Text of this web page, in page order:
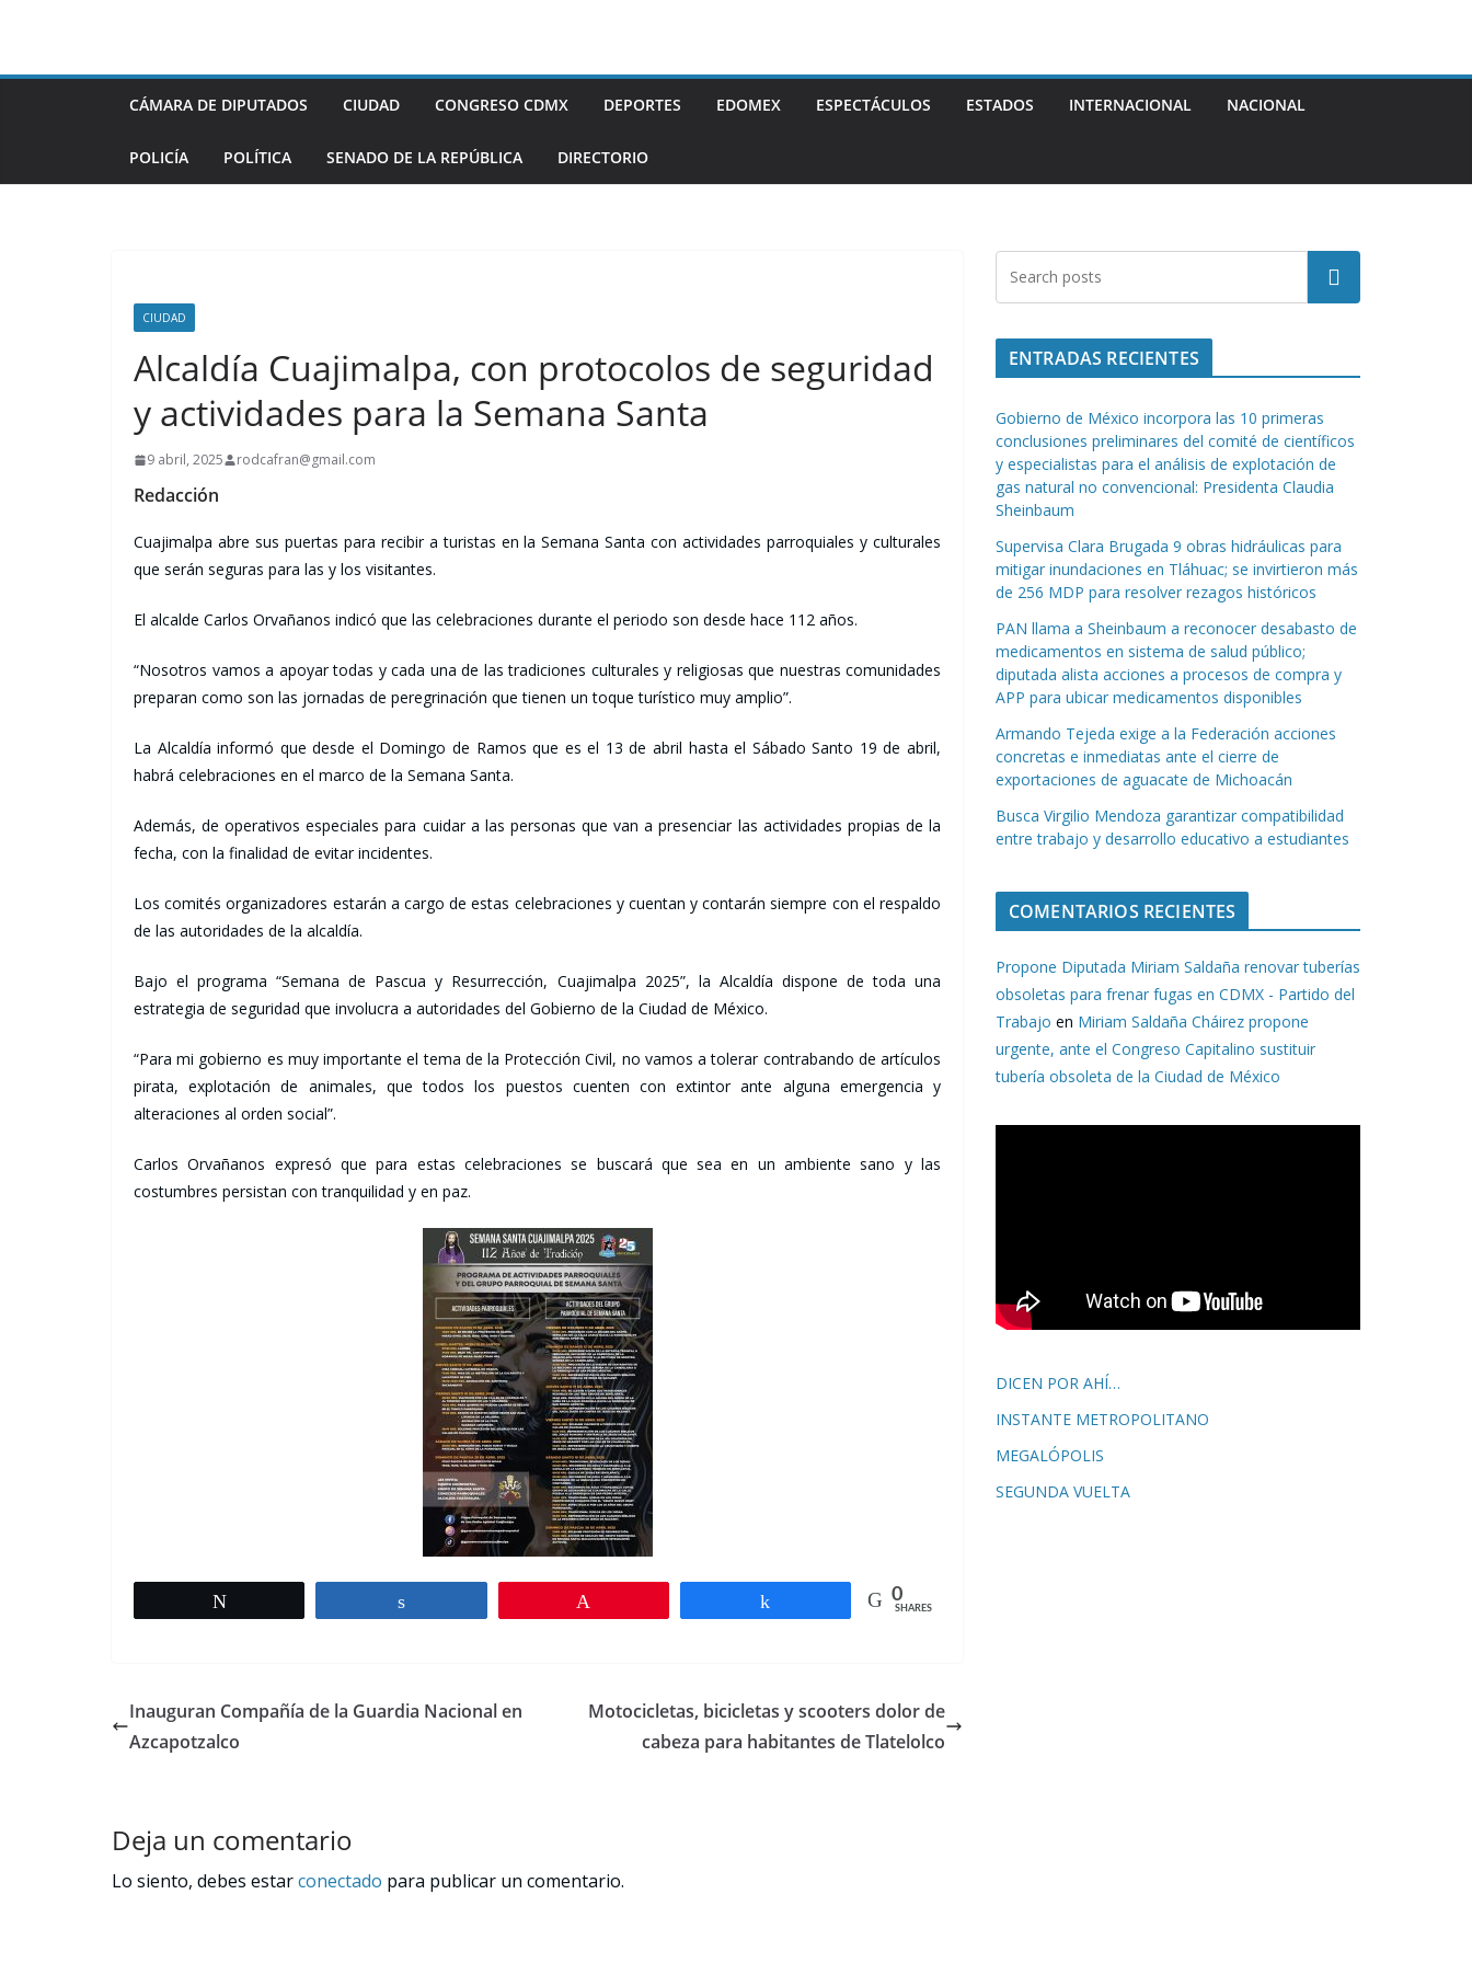
contenido
CÁMARA DE DIPUTADOS CIUDAD CONGRESO CDMX DEPORTES EDOMEX ESPECTÁCULOS ESTADOS INTERNACIONAL NACIONAL
POLICÍA POLÍTICA SENADO DE LA REPÚBLICA DIRECTORIO
CIUDAD
Alcaldía Cuajimalpa, con protocolos de seguridad
y actividades para la Semana Santa
9 abril, 2025 rodcafran@gmail.com
Redacción
Cuajimalpa abre sus puertas para recibir a turistas en la Semana Santa con actividades parroquiales y culturales
que serán seguras para las y los visitantes.
El alcalde Carlos Orvañanos indicó que las celebraciones durante el periodo son desde hace 112 años.
“Nosotros vamos a apoyar todas y cada una de las tradiciones culturales y religiosas que nuestras comunidades
preparan como son las jornadas de peregrinación que tienen un toque turístico muy amplio”.
La Alcaldía informó que desde el Domingo de Ramos que es el 13 de abril hasta el Sábado Santo 19 de abril,
habrá celebraciones en el marco de la Semana Santa.
Además, de operativos especiales para cuidar a las personas que van a presenciar las actividades propias de la
fecha, con la finalidad de evitar incidentes.
Los comités organizadores estarán a cargo de estas celebraciones y cuentan y contarán siempre con el respaldo
de las autoridades de la alcaldía.
Bajo el programa “Semana de Pascua y Resurrección, Cuajimalpa 2025”, la Alcaldía dispone de toda una
estrategia de seguridad que involucra a autoridades del Gobierno de la Ciudad de México.
“Para mi gobierno es muy importante el tema de la Protección Civil, no vamos a tolerar contrabando de artículos
pirata, explotación de animales, que todos los puestos cuenten con extintor ante alguna emergencia y
alteraciones al orden social”.
Carlos Orvañanos expresó que para estas celebraciones se buscará que sea en un ambiente sano y las
costumbres persistan con tranquilidad y en paz.
0
SHARES
Inauguran Compañía de la Guardia Nacional en
Azcapotzalco
Motocicletas, bicicletas y scooters dolor de
cabeza para habitantes de Tlatelolco
Deja un comentario
Lo siento, debes estarconectado para publicar un comentario.
Buscar
ENTRADAS RECIENTES
Gobierno de México incorpora las 10 primeras
conclusiones preliminares del comité de científicos
y especialistas para el análisis de explotación de
gas natural no convencional: Presidenta Claudia
Sheinbaum
Supervisa Clara Brugada 9 obras hidráulicas para
mitigar inundaciones en Tláhuac; se invirtieron más
de 256 MDP para resolver rezagos históricos
PAN llama a Sheinbaum a reconocer desabasto de
medicamentos en sistema de salud público;
diputada alista acciones a procesos de compra y
APP para ubicar medicamentos disponibles
Armando Tejeda exige a la Federación acciones
concretas e inmediatas ante el cierre de
exportaciones de aguacate de Michoacán
Busca Virgilio Mendoza garantizar compatibilidad
entre trabajo y desarrollo educativo a estudiantes
COMENTARIOS RECIENTES
Propone Diputada Miriam Saldaña renovar tuberías
obsoletas para frenar fugas en CDMX - Partido del
Trabajo en Miriam Saldaña Cháirez propone
urgente, ante el Congreso Capitalino sustituir
tubería obsoleta de la Ciudad de México
DICEN POR AHÍ…
INSTANTE METROPOLITANO
MEGALÓPOLIS
SEGUNDA VUELTA